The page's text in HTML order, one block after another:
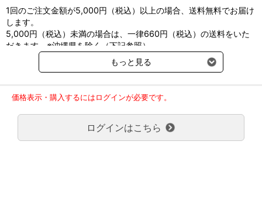
いいただけます。このシチュー缶は、一口サイズの美味しいお肉や
ニンジンなどの健康的な食材で作られています。
原材料名: チキン、ポーク、ライススターチ、米 、ニンジン、チキ
ンエキス、スクロース、ビートパルプ、セルロース、卵白、サイリ
ウム、ミネラル類、増粘多糖類(グアーガム)、アミノ酸類（スレオ
ニン、タウリン、トリプトファン、リジン）、ビタミン類（ビタミ
製品の特長： 優れた消化性で栄養の吸収をサポート善玉菌を増や
し、マイクロバイオーム（腸内細菌叢）を活性化豊富な電解質とビ
タミンBを含有科学的に証明された抗酸化成分オメガ-3&6脂肪酸を
1回のご注文金額が5,000円（税込）以上の場合、送料無料でお届け
します。
5,000円（税込）未満の場合は、一律660円（税込）の送料をいた
だきます。※沖縄県を除く（下記参照）
※2017年11月14日（火）より沖縄県へのお届けにつきましては、1
回のご注文金額（税込）が、30,000円以上で配送無料となります。
ご了承のほどよろしくお願い致します。
弊社都合でお届けが２回以上に分かれる場合の送料負担は、１回分
のみで新たな送料は発生しません。
大型商品送料が必要な商品をご注文の場合は、大型商品送料のみご
負担頂きます。
もっと見る
価格表示・購入するにはログインが必要です。
ログインはこちら